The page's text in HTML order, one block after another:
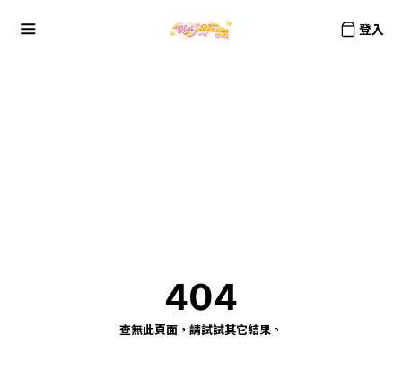
登入
404
查無此頁面，請試試其它結果。